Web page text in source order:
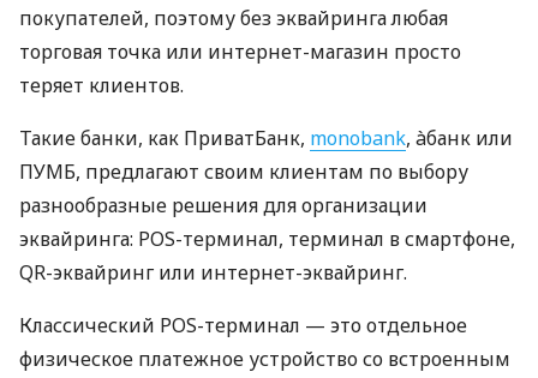
покупателей, поэтому без эквайринга любая
торговая точка или интернет-магазин просто
теряет клиентов.
Такие банки, как ПриватБанк, monobank, àбанк или
ПУМБ, предлагают своим клиентам по выбору
разнообразные решения для организации
эквайринга: POS-терминал, терминал в смартфоне,
QR-эквайринг или интернет-эквайринг.
Классический POS-терминал — это отдельное
физическое платежное устройство со встроенным